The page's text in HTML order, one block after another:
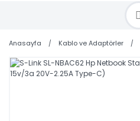
TOPTAN FİYAT ALMAK İÇİN
SİPARİŞLERİNİZİ AYNI GÜN
Anasayfa Kablo ve Adaptörler